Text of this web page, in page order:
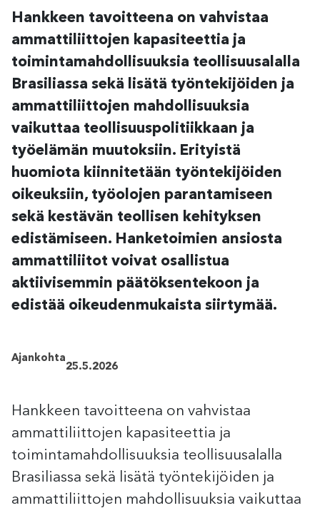
Hankkeen tavoitteena on vahvistaa
ammattiliittojen kapasiteettia ja
toimintamahdollisuuksia teollisuusalalla
Brasiliassa sekä lisätä työntekijöiden ja
ammattiliittojen mahdollisuuksia
vaikuttaa teollisuuspolitiikkaan ja
työelämän muutoksiin. Erityistä
huomiota kiinnitetään työntekijöiden
oikeuksiin, työolojen parantamiseen
sekä kestävän teollisen kehityksen
edistämiseen. Hanketoimien ansiosta
ammattiliitot voivat osallistua
aktiivisemmin päätöksentekoon ja
edistää oikeudenmukaista siirtymää.
Ajankohta
25.5.2026
Hankkeen tavoitteena on vahvistaa
ammattiliittojen kapasiteettia ja
toimintamahdollisuuksia teollisuusalalla
Brasiliassa sekä lisätä työntekijöiden ja
ammattiliittojen mahdollisuuksia vaikuttaa